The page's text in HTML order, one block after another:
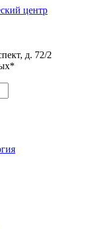
д. 72/2